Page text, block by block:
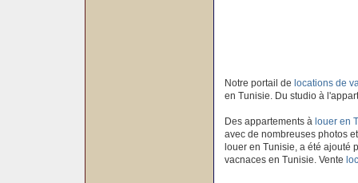
Notre portail de locations de
en Tunisie. Du studio à
Des appartements à louer en
avec de nombreuses photos
louer en Tunisie, a été ajouté
vacnaces en Tunisie. Vente